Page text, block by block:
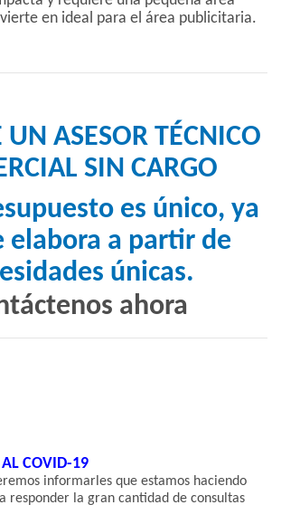
en ideal para el área publicitaria.
UN ASESOR TÉCNICO
SIN CARGO
es único, ya
elabora a partir de
únicas.
ahora
COVID-19
informarles que estamos haciendo
responder la gran cantidad de consultas